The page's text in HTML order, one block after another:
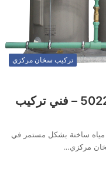
تركيب سخان مركزي
تركيب سخانات مركزيه 50224487 – فني تركيب
مياه ساخنة بشكل مستمر في
سخان مركزي…